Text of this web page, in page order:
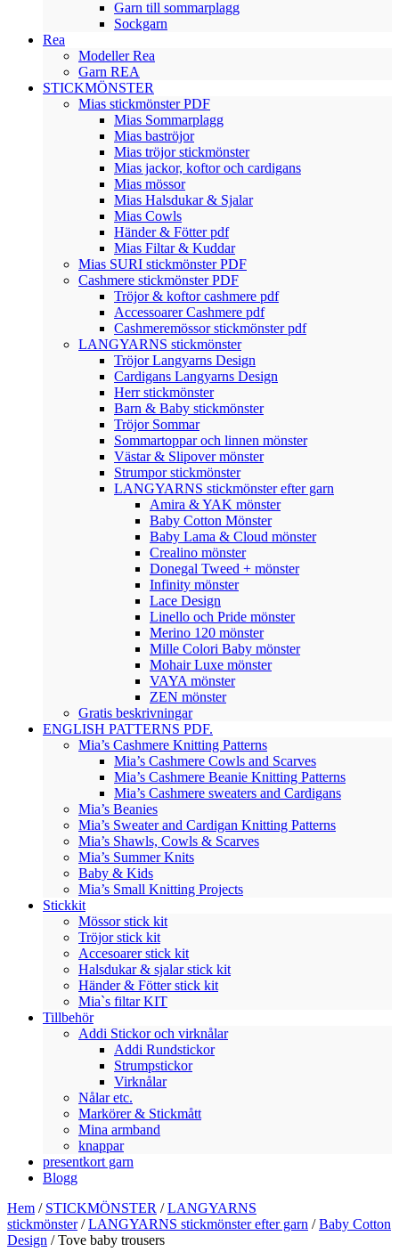
Garn till sommarplagg
Sockgarn
Rea
Modeller Rea
Garn REA
STICKMÖNSTER
Mias stickmönster PDF
Mias Sommarplagg
Mias baströjor
Mias tröjor stickmönster
Mias jackor, koftor och cardigans
Mias mössor
Mias Halsdukar & Sjalar
Mias Cowls
Händer & Fötter pdf
Mias Filtar & Kuddar
Mias SURI stickmönster PDF
Cashmere stickmönster PDF
Tröjor & koftor cashmere pdf
Accessoarer Cashmere pdf
Cashmeremössor stickmönster pdf
LANGYARNS stickmönster
Tröjor Langyarns Design
Cardigans Langyarns Design
Herr stickmönster
Barn & Baby stickmönster
Tröjor Sommar
Sommartoppar och linnen mönster
Västar & Slipover mönster
Strumpor stickmönster
LANGYARNS stickmönster efter garn
Amira & YAK mönster
Baby Cotton Mönster
Baby Lama & Cloud mönster
Crealino mönster
Donegal Tweed + mönster
Infinity mönster
Lace Design
Linello och Pride mönster
Merino 120 mönster
Mille Colori Baby mönster
Mohair Luxe mönster
VAYA mönster
ZEN mönster
Gratis beskrivningar
ENGLISH PATTERNS PDF.
Mia’s Cashmere Knitting Patterns
Mia’s Cashmere Cowls and Scarves
Mia’s Cashmere Beanie Knitting Patterns
Mia’s Cashmere sweaters and Cardigans
Mia’s Beanies
Mia’s Sweater and Cardigan Knitting Patterns
Mia’s Shawls, Cowls & Scarves
Mia’s Summer Knits
Baby & Kids
Mia’s Small Knitting Projects
Stickkit
Mössor stick kit
Tröjor stick kit
Accesoarer stick kit
Halsdukar & sjalar stick kit
Händer & Fötter stick kit
Mia`s filtar KIT
Tillbehör
Addi Stickor och virknålar
Addi Rundstickor
Strumpstickor
Virknålar
Nålar etc.
Markörer & Stickmått
Mina armband
knappar
presentkort garn
Blogg
Hem / STICKMÖNSTER /LANGYARNS
stickmönster/LANGYARNS stickmönster efter garn /Baby Cotton
Design / Tove baby trousers